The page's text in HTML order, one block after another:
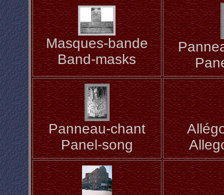
Masques-bande
Band-masks
Panneau-chant
Panel-song